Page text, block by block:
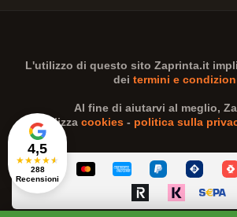
4,5
★★★★★
288
Recensioni
L'utilizzo di questo sito Zaprinta.it
dei termini e
Al fine di aiutarvi al meglio,
utilizza cookies- politica sulla